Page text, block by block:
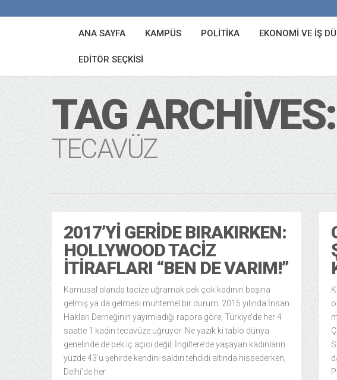
ANA SAYFA KAMPÜS POLITIKA EKONOMI VE İŞ
EDITÖR SEÇKISI
TAG ARCHIVES:
TECAVÜZ
2017’YI GERIDE BIRAKIRKEN:
HOLLYWOOD TACIZ
İTIRAFLARI “BEN DE VARIM!”
Kamusal alanda tacize uğramak pek çok kadının başına
gelmiş ya da gelmesi muhtemel bir durum. 2015 yılında İnsan
Hakları Derneğinin yayımladığı rapora göre, Türkiye’de her 4
saatte 1 kadın tecavüze uğruyor. Ne yazık ki tablo dünya
genelinde de pek iç açıcı değil. İngiltere’de yaşayan kadınların
yüzde 43’ü şehirde kendini saldırı tehdidi altında hissederken,
Delhi’de her